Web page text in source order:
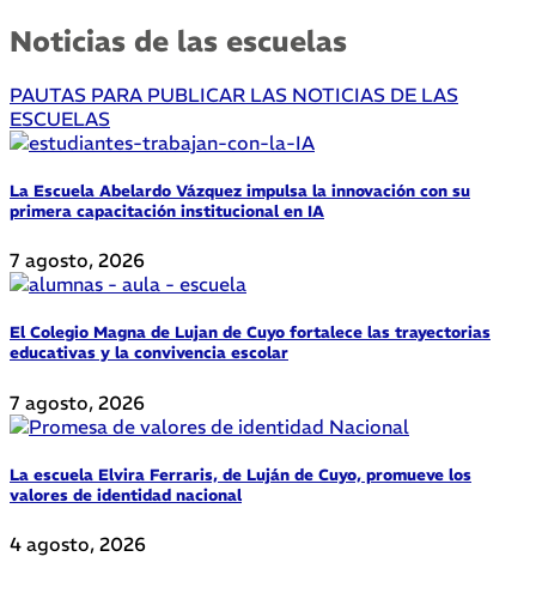
Noticias de las escuelas
PAUTAS PARA PUBLICAR LAS NOTICIAS DE LAS
ESCUELAS
La Escuela Abelardo Vázquez impulsa la innovación con su
primera capacitación institucional en IA
7 agosto, 2026
El Colegio Magna de Lujan de Cuyo fortalece las trayectorias
educativas y la convivencia escolar
7 agosto, 2026
La escuela Elvira Ferraris, de Luján de Cuyo, promueve los
valores de identidad nacional
4 agosto, 2026